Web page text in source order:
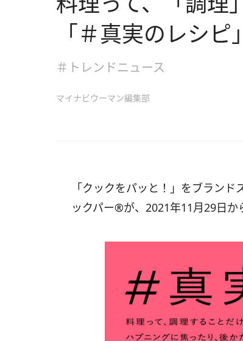
「＃真実のレシピ
＃トレンドニュース
マイナビウーマン編集部
「クックをパッと！」をブラン
ックパー®が、2021年11月29日か